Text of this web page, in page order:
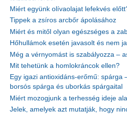
Miért együnk olívaolajat lefekvés
Tippek a zsíros arcbőr ápolásához
Miért és mitől olyan egészséges a
Hőhullámok esetén javasolt és nem
Még a vérnyomást is szabályozza –
Mit tehetünk a homlokráncok ellen?
Egy igazi antioxidáns-erőmű: spárga
borsós spárga és uborkás spárgaital
Miért mozogjunk a terhesség ideje
Jelek, amelyek azt mutatják, hogy